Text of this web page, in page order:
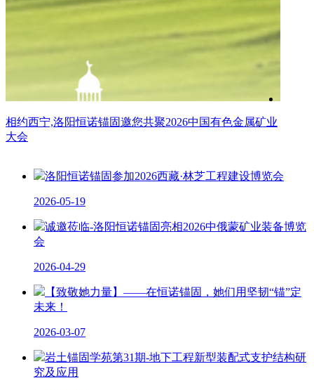
岩土锚固学苑第32期-露天矿山边坡设计关键影响要素探
讨
洛阳恒诺锚固参加2026西藏·林芝工程建设博览会
2026-05-19
诚邀莅临-洛阳恒诺锚固亮相2026中俄蒙矿业装备博览
会
2026-04-29
【致敬她力量】——在恒诺锚固，她们用坚韧“锚”定
未来！
2026-03-07
岩土锚固学苑第31期-地下工程新型装配式支护结构研
究及应用